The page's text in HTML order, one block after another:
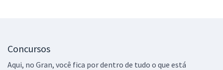
Concursos
Aqui, no Gran, você fica por dentro de tudo o que está